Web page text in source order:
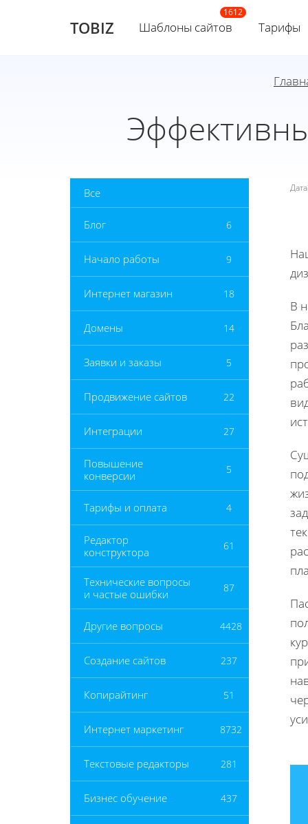
TOBIZ Шаблоны сайтов Тарифы
Все
Блог 6
Начало работы 9
Интернет магазин 18
Домены 14
Заявки и заказы 5
Продвижение сайтов 22
Интеграции 27
Повышение
конверсии
5
Тарифы и оплата 4
Редактор
конструктора
61
Технические вопросы
и частые ошибки
87
Другие вопросы 4428
Создание сайтов 237
Копирайтинг 51
Интернет маркетинг 8732
Текстовые редакторы 281
Бизнес обучение 437
В